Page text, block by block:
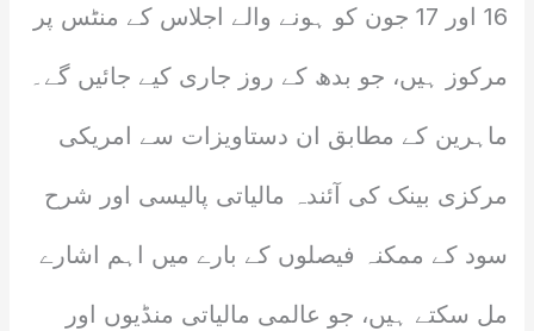
16 اور 17 جون کو ہونے والے اجلاس کے منٹس پر
مرکوز ہیں، جو بدھ کے روز جاری کیے جائیں گے۔
ماہرین کے مطابق ان دستاویزات سے امریکی
مرکزی بینک کی آئندہ مالیاتی پالیسی اور شرح
سود کے ممکنہ فیصلوں کے بارے میں اہم اشارے
مل سکتے ہیں، جو عالمی مالیاتی منڈیوں اور